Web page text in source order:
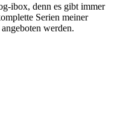
ibox, denn es gibt immer
Serien meiner
werden.